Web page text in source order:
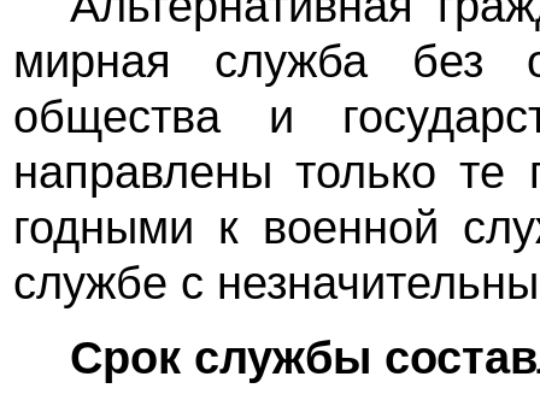
мирная служба без
общества и
направлены только те
годными к военной
службе с
Срок службы